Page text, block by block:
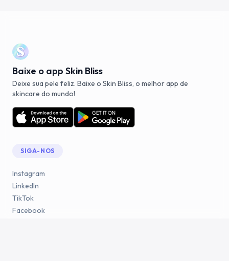
Baixe o app Skin Bliss
Deixe sua pele feliz. Baixe o Skin Bliss, o melhor app de
skincare do mundo!
SIGA-NOS
Instagram
LinkedIn
TikTok
Facebook